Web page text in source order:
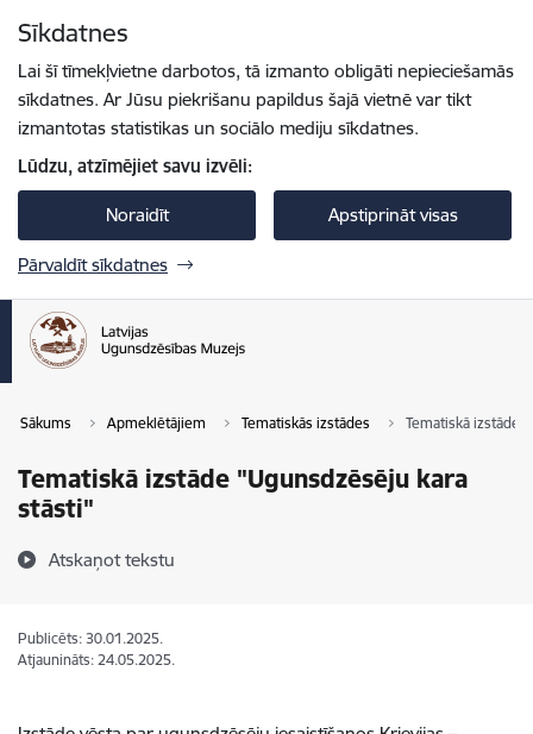
Sīkdatnes
Lai šī tīmekļvietne darbotos, tā izmanto obligāti nepieciešamās
sīkdatnes. Ar Jūsu piekrišanu papildus šajā vietnē var tikt
izmantotas statistikas un sociālo mediju sīkdatnes.
Lūdzu, atzīmējiet savu izvēli:
Noraidīt Apstiprināt visas
Pārvaldīt sīkdatnes
Sākums Apmeklētājiem Tematiskās izstādes Tematiskā izstāde
Tematiskā izstāde "Ugunsdzēsēju kara
stāsti"
Atskaņot tekstu
Publicēts: 30.01.2025.
Atjaunināts: 24.05.2025.